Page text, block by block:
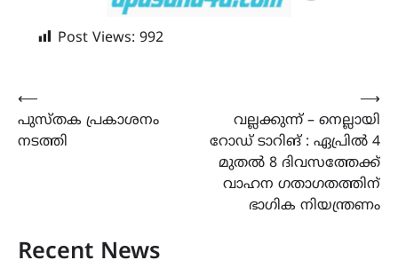
Post Views: 992
Post
navigation
⟵
പുസ്തക പ്രകാശനം
നടത്തി
വല്ലക്കുന്ന് – നെല്ലായി
റോഡ് ടാറിങ് : ഏപ്രിൽ 4
മുതൽ 8 ദിവസത്തേക്ക്
വാഹന ഗതാഗതത്തിന്
ഭാഗിക നിയന്ത്രണം
⟶
Recent News